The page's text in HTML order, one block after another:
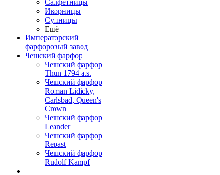
Салфетницы
Икорницы
Супницы
Ещё
Императорский
фарфоровый завод
Чешский фарфор
Чешский фарфор
Thun 1794 a.s.
Чешский фарфор
Roman Lidicky,
Carlsbad, Queen's
Crown
Чешский фарфор
Leander
Чешский фарфор
Repast
Чешский фарфор
Rudolf Kampf